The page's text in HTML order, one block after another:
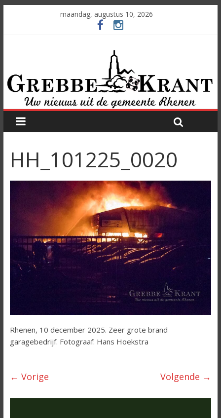
maandag, augustus 10, 2026
HH_101225_0020
Rhenen, 10 december 2025. Zeer grote brand
garagebedrijf. Fotograaf: Hans Hoekstra
← Vorige Volgende →